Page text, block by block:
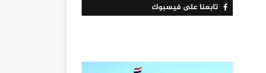
تابعنا على فيسبوك